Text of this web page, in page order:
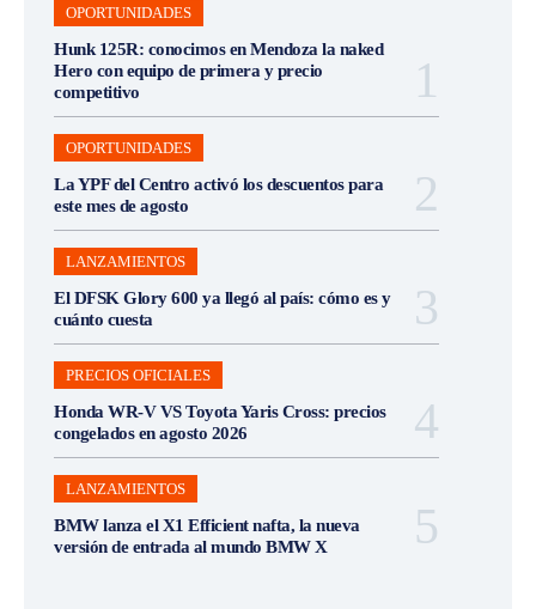
OPORTUNIDADES
Hunk 125R: conocimos en Mendoza la naked
Hero con equipo de primera y precio
competitivo
OPORTUNIDADES
La YPF del Centro activó los descuentos para
este mes de agosto
LANZAMIENTOS
El DFSK Glory 600 ya llegó al país: cómo es y
cuánto cuesta
PRECIOS OFICIALES
Honda WR-V VS Toyota Yaris Cross: precios
congelados en agosto 2026
LANZAMIENTOS
BMW lanza el X1 Efficient nafta, la nueva
versión de entrada al mundo BMW X